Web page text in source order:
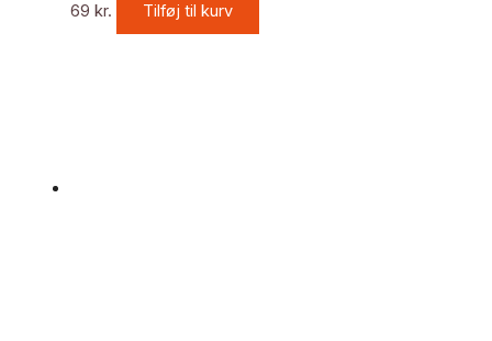
69 kr. Tilføj til kurv